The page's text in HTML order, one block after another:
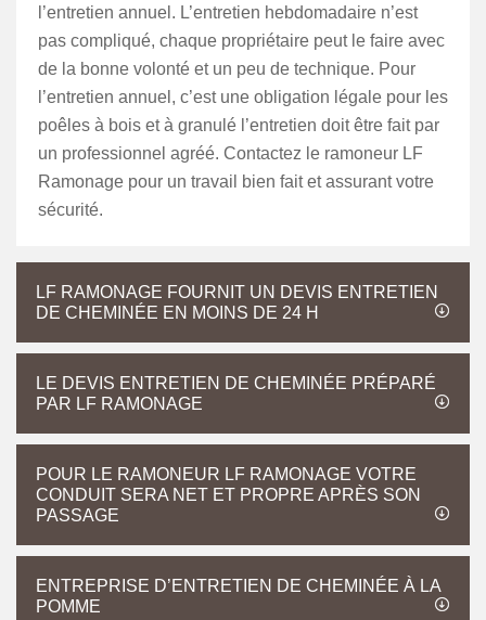
l’entretien annuel. L’entretien hebdomadaire n’est
pas compliqué, chaque propriétaire peut le faire avec
de la bonne volonté et un peu de technique. Pour
l’entretien annuel, c’est une obligation légale pour les
poêles à bois et à granulé l’entretien doit être fait par
un professionnel agréé. Contactez le ramoneur LF
Ramonage pour un travail bien fait et assurant votre
sécurité.
LF RAMONAGE FOURNIT UN DEVIS ENTRETIEN
DE CHEMINÉE EN MOINS DE 24 H
LE DEVIS ENTRETIEN DE CHEMINÉE PRÉPARÉ
PAR LF RAMONAGE
POUR LE RAMONEUR LF RAMONAGE VOTRE
CONDUIT SERA NET ET PROPRE APRÈS SON
PASSAGE
ENTREPRISE D’ENTRETIEN DE CHEMINÉE À LA
POMME